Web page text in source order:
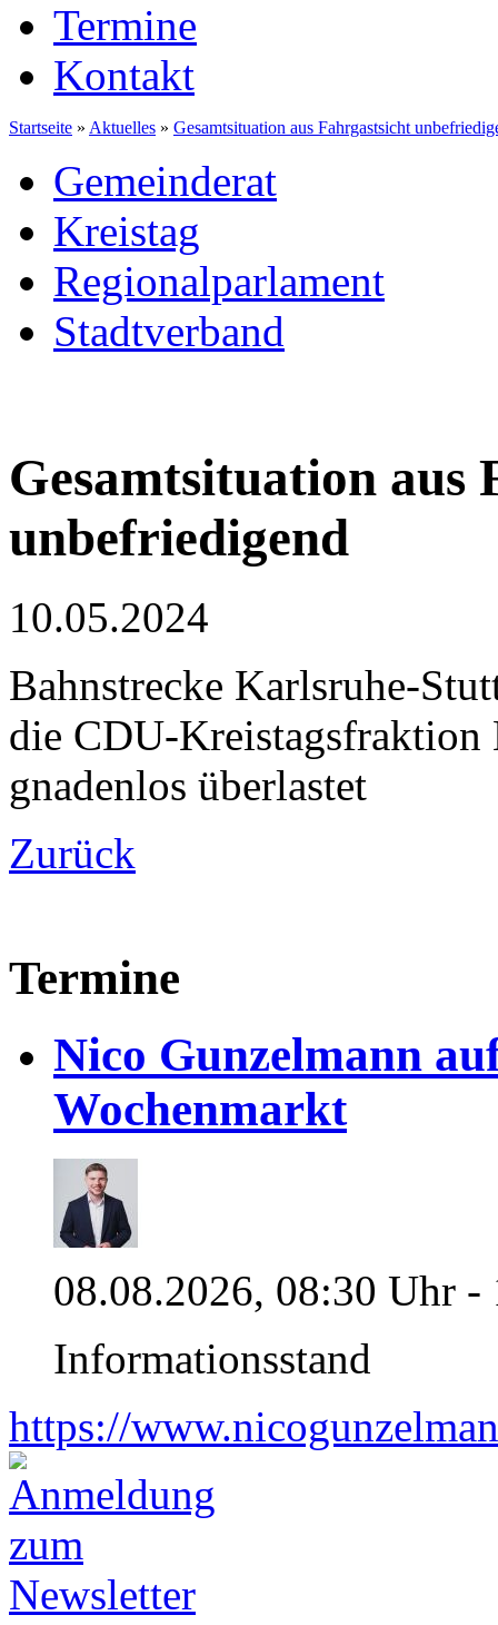
Termine
Kontakt
Startseite » Aktuelles » Gesamtsituation aus Fahrgastsicht
Gemeinderat
Kreistag
Regionalparlament
Stadtverband
Gesamtsituation aus
unbefriedigend
10.05.2024
Bahnstrecke Karlsruhe-
die CDU-Kreistagsfraktion
gnadenlos überlastet
Zurück
Termine
Nico Gunzelmann
Wochenmarkt
08.08.2026, 08:30 Uhr -
Informationsstand
https://